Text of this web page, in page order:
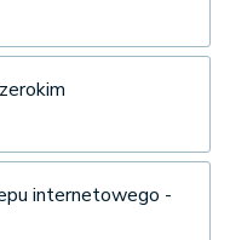
internetowego -